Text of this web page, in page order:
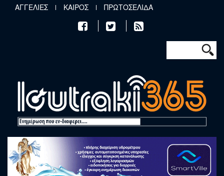
Παράκαμψη προς το κυρίως περιεχόμενο
ΑΓΓΕΛΙΕΣ ΚΑΙΡΟΣ ΠΡΩΤΟΣΕΛΙΔΑ
Φόρμα
Αναζήτηση